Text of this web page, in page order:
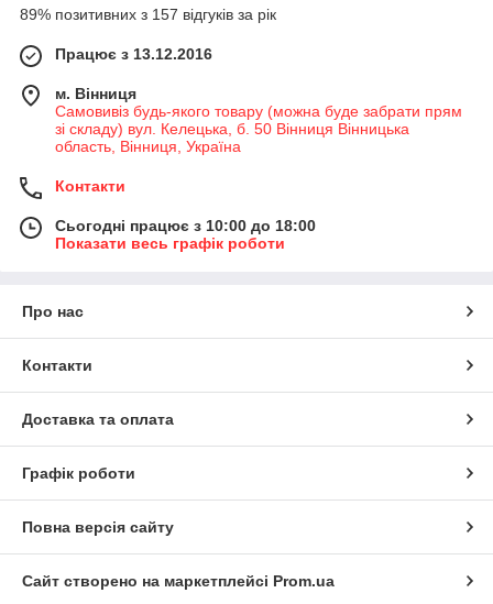
89% позитивних з 157 відгуків за рік
Працює з 13.12.2016
м. Вінниця
Самовивіз будь-якого товару (можна буде забрати прям
зі складу) вул. Келецька, б. 50 Вінниця Вінницька
область, Вінниця, Україна
Контакти
Сьогодні працює з 10:00 до 18:00
Показати весь графік роботи
Про нас
Контакти
Доставка та оплата
Графік роботи
Повна версія сайту
Сайт створено на маркетплейсі Prom.ua